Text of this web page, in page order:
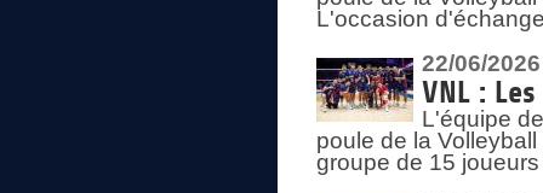
L'occasion
22/06/2026
VNL :
L'équipe
poule de la
groupe de 15